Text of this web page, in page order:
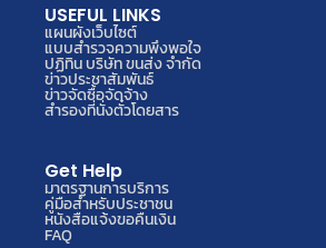
USEFUL LINKS
แผนผังเว็บไซต์
แบบสำรวจความพึงพอใจ
ปฏิทิน บริษัท ขนส่ง จำกัด
ข่าวประชาสัมพันธ์
ข่าวจัดซื้อจัดจ้าง
สำรองที่นั่งตั๋วโดยสาร
Get Help
มาตรฐานการบริการ
คู่มือสำหรับประชาชน
หนังสือแจ้งขอคืนเงิน
FAQ